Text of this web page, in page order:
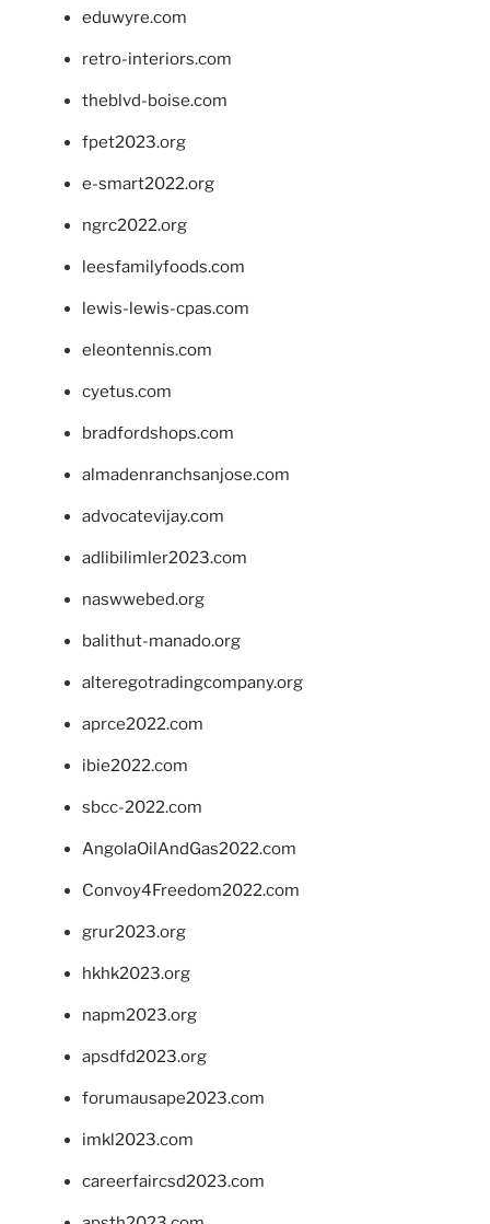
eduwyre.com
retro-interiors.com
theblvd-boise.com
fpet2023.org
e-smart2022.org
ngrc2022.org
leesfamilyfoods.com
lewis-lewis-cpas.com
eleontennis.com
cyetus.com
bradfordshops.com
almadenranchsanjose.com
advocatevijay.com
adlibilimler2023.com
naswwebed.org
balithut-manado.org
alteregotradingcompany.org
aprce2022.com
ibie2022.com
sbcc-2022.com
AngolaOilAndGas2022.com
Convoy4Freedom2022.com
grur2023.org
hkhk2023.org
napm2023.org
apsdfd2023.org
forumausape2023.com
imkl2023.com
careerfaircsd2023.com